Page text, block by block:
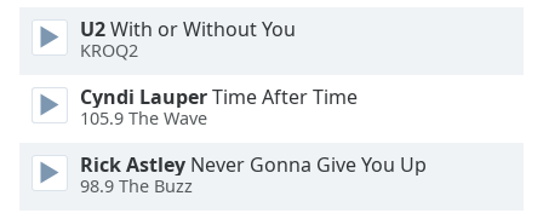
Text
Background
Color
Opacity
U2With or Without You
KROQ2
Cyndi LauperTime After Time
105.9 The Wave
Rick Astley Never Gonna Give You Up
98.9 The Buzz